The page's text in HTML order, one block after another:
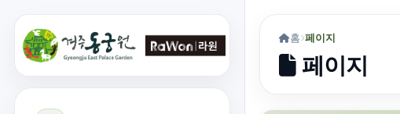
홈 페이지
페이지